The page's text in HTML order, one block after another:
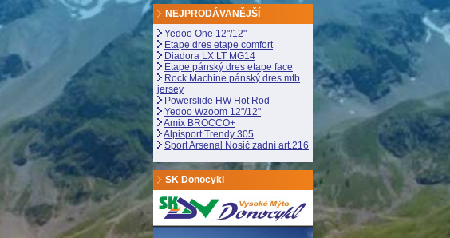
NEJPRODÁVANĚJŠÍ
Yedoo One 12"/12"
Etape dres etape comfort
Diadora LX LT MG14
Etape pánský dres etape face
Rock Machine pánský dres mtb
jersey
Powerslide HW Hot Rod
Yedoo Wzoom 12"/12"
Amix BROCCO+
Alpisport Trendy 305
Sport Arsenal Nosič zadní art.216
SK Donocykl